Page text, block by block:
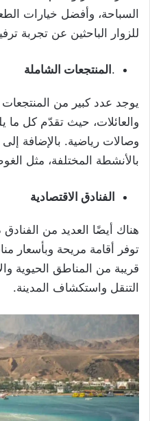
السباحة، وأفضل خيارات
للزوار الباحثين عن تجربة
.المنتجعات الشاملة
يوجد عدد كبير من المنتجعات
والعائلات، حيث تقدّم كل ما
وصالات رياضية. بالإضافة
بالأنشطة المختلفة، مثل
الفنادق الاقتصادية
هناك أيضًا العديد من الفنادق
توفر أقامة مريحة وبأسعار
قريبة من المناطق الحيوية
التنقل واستكشاف المدينة.